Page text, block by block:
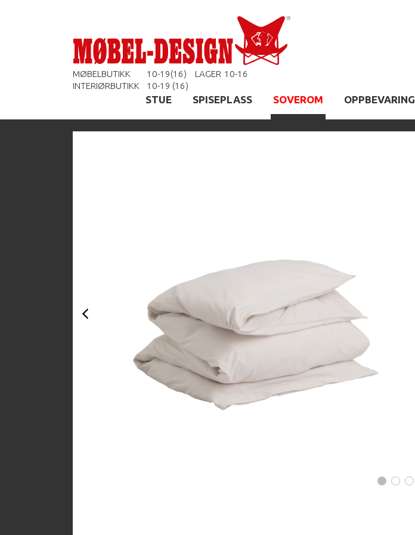
MØBELBUTIKK 10-19(16) LAGER 10-16
INTERIØRBUTIKK
10-19 (16)
STUE SPISEPLASS SOVEROM OPPBEVARING